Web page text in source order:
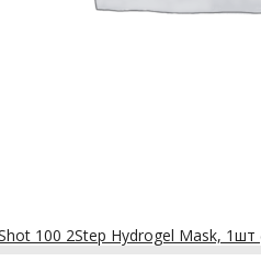
100 2Step Hydrogel Mask,